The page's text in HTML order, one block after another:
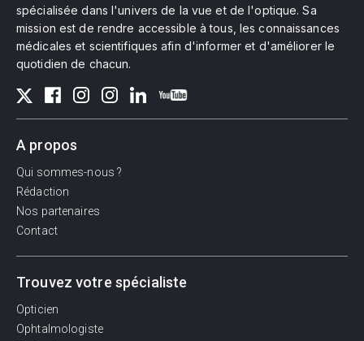
spécialisée dans l'univers de la vue et de l'optique. Sa
mission est de rendre accessible à tous, les connaissances
médicales et scientifiques afin d'informer et d'améliorer le
quotidien de chacun.
A propos
Qui sommes-nous ?
Rédaction
Nos partenaires
Contact
Trouvez votre spécialiste
Opticien
Ophtalmologiste